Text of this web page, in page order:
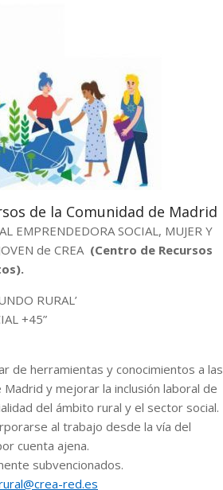
de la Comunidad de Madrid
SOCIAL, MUJER Y
de CREA (Centro de Recursos
RURAL’
+45”
de herramientas y conocimientos a las
y mejorar la inclusión laboral de
del ámbito rural y el sector social.
al trabajo desde la vía del
cuenta ajena.
subvencionados.
red.es